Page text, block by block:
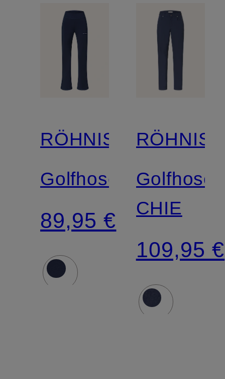
RÖHNISCH
Golfhose
89,95 €
Golfhose
CHIE
109,95 €